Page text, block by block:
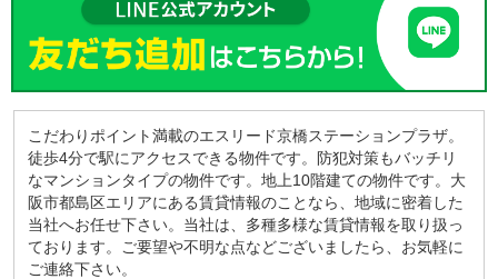
こだわりポイント満載のエスリード京橋ステーションプラザ。
徒歩4分で駅にアクセスできる物件です。防犯対策もバッチリ
なマンションタイプの物件です。地上10階建ての物件です。大
阪市都島区エリアにある賃貸情報のことなら、地域に密着した
当社へお任せ下さい。当社は、多種多様な賃貸情報を取り扱っ
ております。ご要望や不明な点などございましたら、お気軽に
ご連絡下さい。